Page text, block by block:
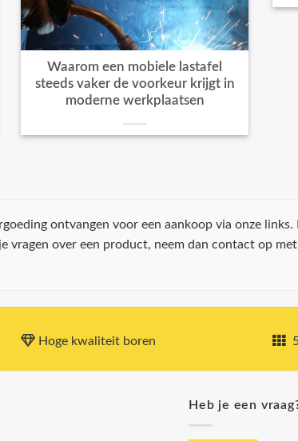
Waarom een mobiele lastafel
steeds vaker de voorkeur krijgt in
moderne werkplaatsen
ontvangen voor een aankoop via onze
over een product, neem dan contact op
Hoge kwaliteit boren
Heb je een